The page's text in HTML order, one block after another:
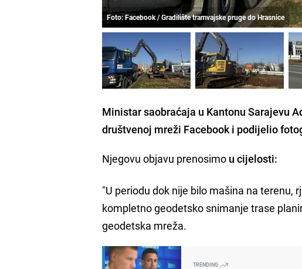
Foto: Facebook / Gradilište tramvajske pruge do Hrasnice
Ministar saobraćaja u Kantonu Sarajevu
društvenoj mreži Facebook i podijelio
Njegovu objavu prenosimo u cijelosti:
"U periodu dok nije bilo mašina na terenu,
kompletno geodetsko snimanje trase
geodetska mreža.
TRENDING